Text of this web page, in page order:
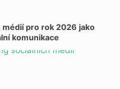
pro rok 2026 jako
komunikace